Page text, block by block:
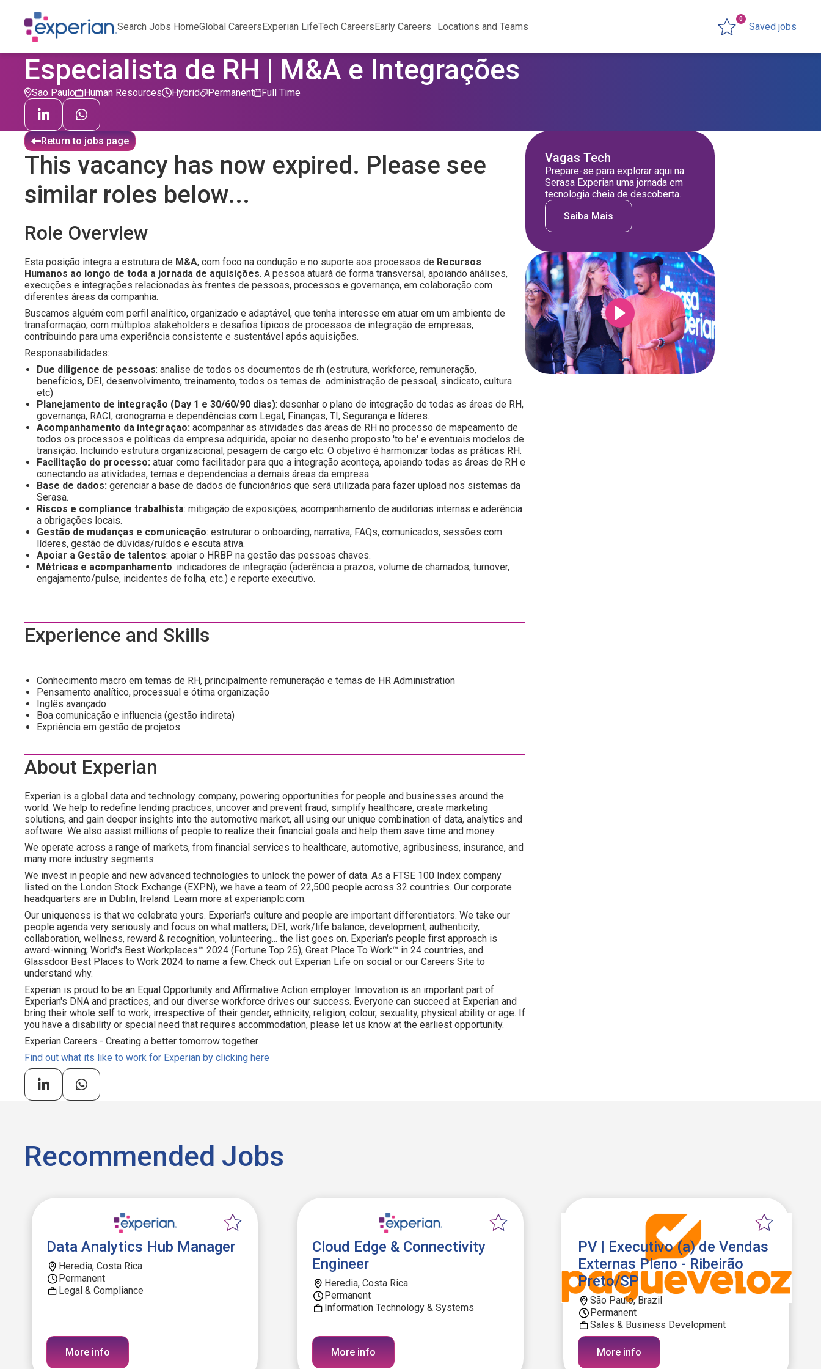
Search Jobs HomeGlobal CareersExperian LifeTech CareersEarly Careers Locations and Teams Saved jobs
0
Especialista de RH | M&A e Integrações
Sao Paulo Human Resources Permanent
Hybrid Full Time
Return to jobs page
This vacancy has now expired. Please see
similar roles below...
Role Overview
Esta posição integra a estrutura de M&A, com foco na condução e no suporte aos processos de Recursos
Humanos ao longo de toda a jornada de aquisições. A pessoa atuará de forma transversal, apoiando análises,
execuções e integrações relacionadas às frentes de pessoas, processos e governança, em colaboração com
diferentes áreas da companhia.
Buscamos alguém com perfil analítico, organizado e adaptável, que tenha interesse em atuar em um ambiente de
transformação, com múltiplos stakeholders e desafios típicos de processos de integração de empresas,
contribuindo para uma experiência consistente e sustentável após aquisições.
Responsabilidades:
Due diligence de pessoas: analise de todos os documentos de rh (estrutura, workforce, remuneração,
benefícios, DEI, desenvolvimento, treinamento, todos os temas de administração de pessoal, sindicato, cultura
etc)
Planejamento de integração (Day 1 e 30/60/90 dias): desenhar o plano de integração de todas as áreas de RH,
governança, RACI, cronograma e dependências com Legal, Finanças, TI, Segurança e líderes.
Acompanhamento da integraçao: acompanhar as atividades das áreas de RH no processo de mapeamento de
todos os processos e políticas da empresa adquirida, apoiar no desenho proposto 'to be' e eventuais modelos de
transição. Incluindo estrutura organizacional, pesagem de cargo etc. O objetivo é harmonizar todas as práticas RH.
Facilitação do processo: atuar como facilitador para que a integração aconteça, apoiando todas as áreas de RH e
conectando as atividades, temas e dependencias a demais áreas da empresa.
Base de dados: gerenciar a base de dados de funcionários que será utilizada para fazer upload nos sistemas da
Serasa.
Riscos e compliance trabalhista: mitigação de exposições, acompanhamento de auditorias internas e aderência
a obrigações locais.
Gestão de mudanças e comunicação: estruturar o onboarding, narrativa, FAQs, comunicados, sessões com
líderes, gestão de dúvidas/ruídos e escuta ativa.
Apoiar a Gestão de talentos: apoiar o HRBP na gestão das pessoas chaves.
Métricas e acompanhamento: indicadores de integração (aderência a prazos, volume de chamados, turnover,
engajamento/pulse, incidentes de folha, etc.) e reporte executivo.
Experience and Skills
Conhecimento macro em temas de RH, principalmente remuneração e temas de HR Administration
Pensamento analítico, processual e ótima organização
Inglês avançado
Boa comunicação e influencia (gestão indireta)
Expriência em gestão de projetos
About Experian
Experian is a global data and technology company, powering opportunities for people and businesses around the
world. We help to redefine lending practices, uncover and prevent fraud, simplify healthcare, create marketing
solutions, and gain deeper insights into the automotive market, all using our unique combination of data, analytics and
software. We also assist millions of people to realize their financial goals and help them save time and money.
We operate across a range of markets, from financial services to healthcare, automotive, agribusiness, insurance, and
many more industry segments.
We invest in people and new advanced technologies to unlock the power of data. As a FTSE 100 Index company
listed on the London Stock Exchange (EXPN), we have a team of 22,500 people across 32 countries. Our corporate
headquarters are in Dublin, Ireland. Learn more at experianplc.com.
Our uniqueness is that we celebrate yours. Experian's culture and people are important differentiators. We take our
people agenda very seriously and focus on what matters; DEI, work/life balance, development, authenticity,
collaboration, wellness, reward & recognition, volunteering... the list goes on. Experian's people first approach is
award-winning; World's Best Workplaces™ 2024 (Fortune Top 25), Great Place To Work™ in 24 countries, and
Glassdoor Best Places to Work 2024 to name a few. Check out Experian Life on social or our Careers Site to
understand why.
Experian is proud to be an Equal Opportunity and Affirmative Action employer. Innovation is an important part of
Experian's DNA and practices, and our diverse workforce drives our success. Everyone can succeed at Experian and
bring their whole self to work, irrespective of their gender, ethnicity, religion, colour, sexuality, physical ability or age. If
you have a disability or special need that requires accommodation, please let us know at the earliest opportunity.
Experian Careers - Creating a better tomorrow together
Find out what its like to work for Experian by clicking here
Vagas Tech
Prepare-se para explorar aqui na
Serasa Experian uma jornada em
tecnologia cheia de descoberta.
Saiba Mais
Recommended Jobs
Data Analytics Hub Manager
Heredia, Costa Rica
Permanent
Legal & Compliance
More info
Cloud Edge & Connectivity
Engineer
Heredia, Costa Rica
Permanent
Information Technology & Systems
More info
PV | Executivo (a) de Vendas
Externas Pleno - Ribeirão
Preto/SP
São Paulo, Brazil
Permanent
Sales & Business Development
More info